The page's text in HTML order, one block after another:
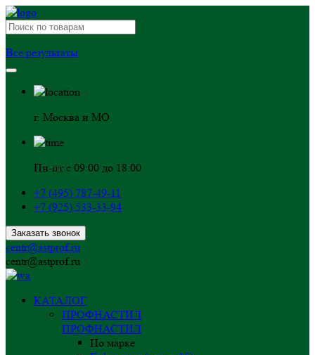
Все результаты
г. Москва и МО
Пн-пт с 09:00 до 18:00
+7 (495) 787-49-11
+7 (925) 533-33-94
Заказать звонок
centr@astprof.ru
centr@astprof.ru
КАТАЛОГ
ПРОФНАСТИЛ
ПРОФНАСТИЛ
По марке